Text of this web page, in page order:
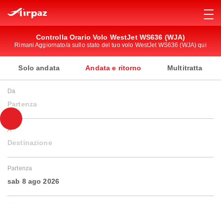
Controlla Orario Volo WestJet WS636 (WJA)
Rimani Aggiornato/a sullo stato del tuo volo WestJet WS636 (WJA) qui
Solo andata Andata e ritorno Multitratta
Da
Partenza
A
Destinazione
Partenza
sab 8 ago 2026